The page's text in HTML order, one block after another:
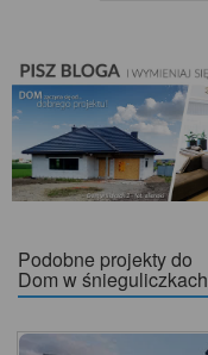
Podobne projekty do
Dom w śnieguliczkach